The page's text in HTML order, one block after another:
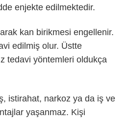
enjekte edilmektedir.
kan birikmesi engellenir.
edilmiş olur. Üstte
tedavi yöntemleri oldukça
istirahat, narkoz ya da iş ve
yaşanmaz. Kişi